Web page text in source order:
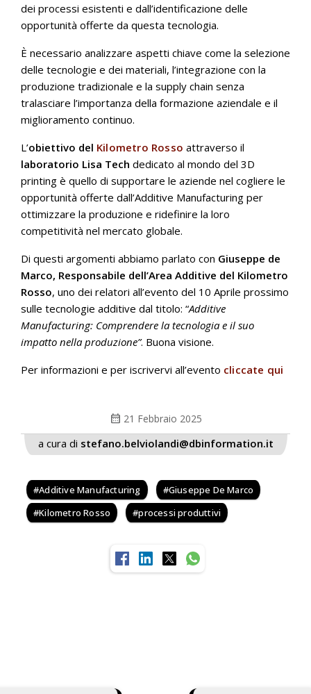
dei processi esistenti e dall’identificazione delle
opportunità offerte da questa tecnologia.
È necessario analizzare aspetti chiave come la selezione
delle tecnologie e dei materiali, l’integrazione con la
produzione tradizionale e la supply chain senza
tralasciare l’importanza della formazione aziendale e il
miglioramento continuo.
L’obiettivo del Kilometro Rosso attraverso il
laboratorio Lisa Tech dedicato al mondo del 3D
printing è quello di supportare le aziende nel cogliere le
opportunità offerte dall’Additive Manufacturing per
ottimizzare la produzione e ridefinire la loro
competitività nel mercato globale.
Di questi argomenti abbiamo parlato con Giuseppe de
Marco, Responsabile dell’Area Additive del Kilometro
Rosso, uno dei relatori all’evento del 10 Aprile prossimo
sulle tecnologie additive dal titolo: “Additive
Manufacturing: Comprendere la tecnologia e il suo
impatto nella produzione”. Buona visione.
Per informazioni e per iscrivervi all’evento cliccate qui
calendar_month 21 Febbraio 2025
a cura di stefano.belviolandi@dbinformation.it
Additive Manufacturing
Giuseppe De Marco
Kilometro Rosso
processi produttivi